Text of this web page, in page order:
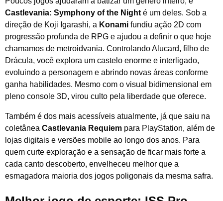
Castlevania: Symphony of the Night é um deles. Sob a
direção de Koji Igarashi, a Konami fundiu ação 2D com
progressão profunda de RPG e ajudou a definir o que hoje
chamamos de metroidvania. Controlando Alucard, filho de
Drácula, você explora um castelo enorme e interligado,
evoluindo a personagem e abrindo novas áreas conforme
ganha habilidades. Mesmo com o visual bidimensional em
pleno console 3D, virou culto pela liberdade que oferece.
Também é dos mais acessíveis atualmente, já que saiu na
coletânea Castlevania Requiem para PlayStation, além de
lojas digitais e versões mobile ao longo dos anos. Para
quem curte exploração e a sensação de ficar mais forte a
cada canto descoberto, envelheceu melhor que a
esmagadora maioria dos jogos poligonais da mesma safra.